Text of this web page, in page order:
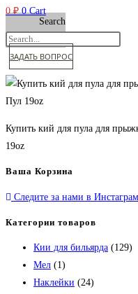
0₽ 0 Cart
Search
ЗАДАТЬ ВОПРОС
Купить кий для пула для
19oz
Ваша Корзина
Следите за нами в Инстаграм
Категории товаров
Кии для бильярда (129)
Мел (1)
Наклейки (24)